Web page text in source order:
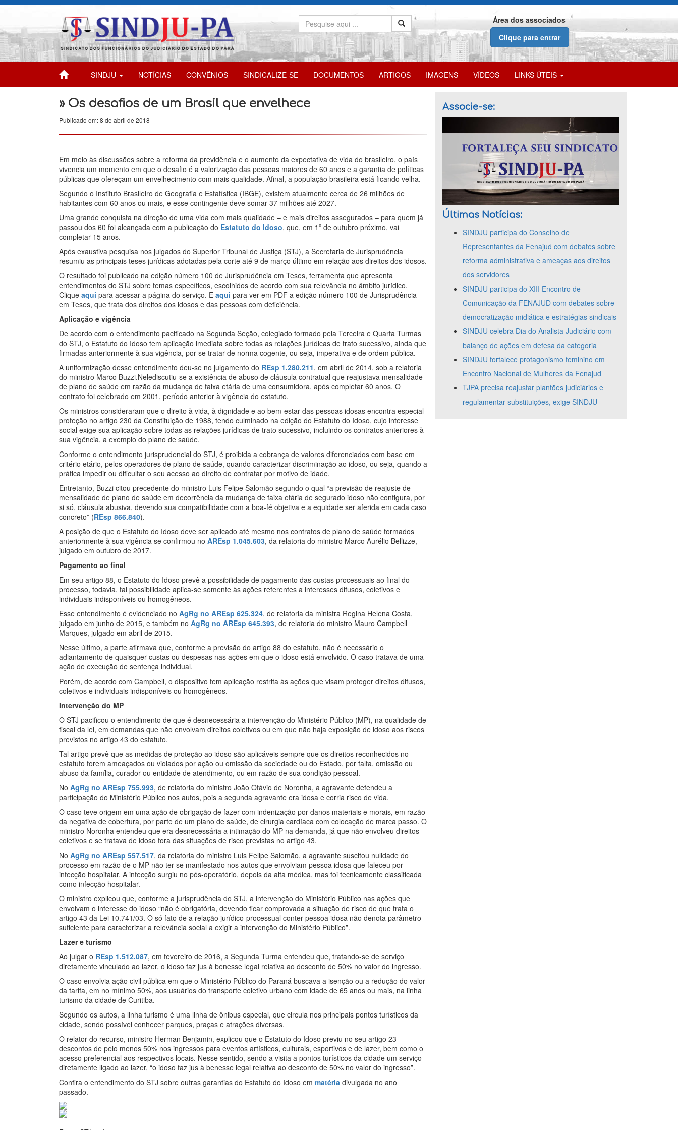
Área dos associados
Clique para entrar
SINDJU NOTÍCIAS CONVÊNIOS SINDICALIZE-SE DOCUMENTOS ARTIGOS IMAGENS VÍDEOS LINKS ÚTEIS
» Os desafios de um Brasil que envelhece
Publicado em: 8 de abril de 2018
Em meio às discussões sobre a reforma da previdência e o aumento da expectativa de vida do brasileiro, o país
vivencia um momento em que o desafio é a valorização das pessoas maiores de 60 anos e a garantia de políticas
públicas que ofereçam um envelhecimento com mais qualidade. Afinal, a população brasileira está ficando velha.
Segundo o Instituto Brasileiro de Geografia e Estatística (IBGE), existem atualmente cerca de 26 milhões de
habitantes com 60 anos ou mais, e esse contingente deve somar 37 milhões até 2027.
Uma grande conquista na direção de uma vida com mais qualidade – e mais direitos assegurados – para quem já
passou dos 60 foi alcançada com a publicação do Estatuto do Idoso, que, em 1º de outubro próximo, vai
completar 15 anos.
Após exaustiva pesquisa nos julgados do Superior Tribunal de Justiça (STJ), a Secretaria de Jurisprudência
resumiu as principais teses jurídicas adotadas pela corte até 9 de março último em relação aos direitos dos idosos.
O resultado foi publicado na edição número 100 de Jurisprudência em Teses, ferramenta que apresenta
entendimentos do STJ sobre temas específicos, escolhidos de acordo com sua relevância no âmbito jurídico.
Clique aqui para acessar a página do serviço. E aqui para ver em PDF a edição número 100 de Jurisprudência
em Teses, que trata dos direitos dos idosos e das pessoas com deficiência.
Aplicação e vigência
De acordo com o entendimento pacificado na Segunda Seção, colegiado formado pela Terceira e Quarta Turmas
do STJ, o Estatuto do Idoso tem aplicação imediata sobre todas as relações jurídicas de trato sucessivo, ainda que
firmadas anteriormente à sua vigência, por se tratar de norma cogente, ou seja, imperativa e de ordem pública.
A uniformização desse entendimento deu-se no julgamento do REsp 1.280.211, em abril de 2014, sob a relatoria
do ministro Marco Buzzi.Nelediscutiu-se a existência de abuso de cláusula contratual que reajustava mensalidade
de plano de saúde em razão da mudança de faixa etária de uma consumidora, após completar 60 anos. O
contrato foi celebrado em 2001, período anterior à vigência do estatuto.
Os ministros consideraram que o direito à vida, à dignidade e ao bem-estar das pessoas idosas encontra especial
proteção no artigo 230 da Constituição de 1988, tendo culminado na edição do Estatuto do Idoso, cujo interesse
social exige sua aplicação sobre todas as relações jurídicas de trato sucessivo, incluindo os contratos anteriores à
sua vigência, a exemplo do plano de saúde.
Conforme o entendimento jurisprudencial do STJ, é proibida a cobrança de valores diferenciados com base em
critério etário, pelos operadores de plano de saúde, quando caracterizar discriminação ao idoso, ou seja, quando a
prática impedir ou dificultar o seu acesso ao direito de contratar por motivo de idade.
Entretanto, Buzzi citou precedente do ministro Luis Felipe Salomão segundo o qual “a previsão de reajuste de
mensalidade de plano de saúde em decorrência da mudança de faixa etária de segurado idoso não configura, por
si só, cláusula abusiva, devendo sua compatibilidade com a boa-fé objetiva e a equidade ser aferida em cada caso
concreto” (REsp 866.840).
A posição de que o Estatuto do Idoso deve ser aplicado até mesmo nos contratos de plano de saúde formados
anteriormente à sua vigência se confirmou no AREsp 1.045.603, da relatoria do ministro Marco Aurélio Bellizze,
julgado em outubro de 2017.
Pagamento ao final
Em seu artigo 88, o Estatuto do Idoso prevê a possibilidade de pagamento das custas processuais ao final do
processo, todavia, tal possibilidade aplica-se somente às ações referentes a interesses difusos, coletivos e
individuais indisponíveis ou homogêneos.
Esse entendimento é evidenciado no AgRg no AREsp 625.324, de relatoria da ministra Regina Helena Costa,
julgado em junho de 2015, e também no AgRg no AREsp 645.393, de relatoria do ministro Mauro Campbell
Marques, julgado em abril de 2015.
Nesse último, a parte afirmava que, conforme a previsão do artigo 88 do estatuto, não é necessário o
adiantamento de quaisquer custas ou despesas nas ações em que o idoso está envolvido. O caso tratava de uma
ação de execução de sentença individual.
Porém, de acordo com Campbell, o dispositivo tem aplicação restrita às ações que visam proteger direitos difusos,
coletivos e individuais indisponíveis ou homogêneos.
Intervenção do MP
O STJ pacificou o entendimento de que é desnecessária a intervenção do Ministério Público (MP), na qualidade de
fiscal da lei, em demandas que não envolvam direitos coletivos ou em que não haja exposição de idoso aos riscos
previstos no artigo 43 do estatuto.
Tal artigo prevê que as medidas de proteção ao idoso são aplicáveis sempre que os direitos reconhecidos no
estatuto forem ameaçados ou violados por ação ou omissão da sociedade ou do Estado, por falta, omissão ou
abuso da família, curador ou entidade de atendimento, ou em razão de sua condição pessoal.
No AgRg no AREsp 755.993, de relatoria do ministro João Otávio de Noronha, a agravante defendeu a
participação do Ministério Público nos autos, pois a segunda agravante era idosa e corria risco de vida.
O caso teve origem em uma ação de obrigação de fazer com indenização por danos materiais e morais, em razão
da negativa de cobertura, por parte de um plano de saúde, de cirurgia cardíaca com colocação de marca passo. O
ministro Noronha entendeu que era desnecessária a intimação do MP na demanda, já que não envolveu direitos
coletivos e se tratava de idoso fora das situações de risco previstas no artigo 43.
No AgRg no AREsp 557.517, da relatoria do ministro Luis Felipe Salomão, a agravante suscitou nulidade do
processo em razão de o MP não ter se manifestado nos autos que envolviam pessoa idosa que faleceu por
infecção hospitalar. A infecção surgiu no pós-operatório, depois da alta médica, mas foi tecnicamente classificada
como infecção hospitalar.
O ministro explicou que, conforme a jurisprudência do STJ, a intervenção do Ministério Público nas ações que
envolvam o interesse do idoso “não é obrigatória, devendo ficar comprovada a situação de risco de que trata o
artigo 43 da Lei 10.741/03. O só fato de a relação jurídico-processual conter pessoa idosa não denota parâmetro
suficiente para caracterizar a relevância social a exigir a intervenção do Ministério Público”.
Lazer e turismo
Ao julgar o REsp 1.512.087, em fevereiro de 2016, a Segunda Turma entendeu que, tratando-se de serviço
diretamente vinculado ao lazer, o idoso faz jus à benesse legal relativa ao desconto de 50% no valor do ingresso.
O caso envolvia ação civil pública em que o Ministério Público do Paraná buscava a isenção ou a redução do valor
da tarifa, em no mínimo 50%, aos usuários do transporte coletivo urbano com idade de 65 anos ou mais, na linha
turismo da cidade de Curitiba.
Segundo os autos, a linha turismo é uma linha de ônibus especial, que circula nos principais pontos turísticos da
cidade, sendo possível conhecer parques, praças e atrações diversas.
O relator do recurso, ministro Herman Benjamin, explicou que o Estatuto do Idoso previu no seu artigo 23
descontos de pelo menos 50% nos ingressos para eventos artísticos, culturais, esportivos e de lazer, bem como o
acesso preferencial aos respectivos locais. Nesse sentido, sendo a visita a pontos turísticos da cidade um serviço
diretamente ligado ao lazer, “o idoso faz jus à benesse legal relativa ao desconto de 50% no valor do ingresso”.
Confira o entendimento do STJ sobre outras garantias do Estatuto do Idoso em matéria divulgada no ano
passado.
Associe-se:
Últimas Notícias:
SINDJU participa do Conselho de
Representantes da Fenajud com debates sobre
reforma administrativa e ameaças aos direitos
dos servidores
SINDJU participa do XIII Encontro de
Comunicação da FENAJUD com debates sobre
democratização midiática e estratégias sindicais
SINDJU celebra Dia do Analista Judiciário com
balanço de ações em defesa da categoria
SINDJU fortalece protagonismo feminino em
Encontro Nacional de Mulheres da Fenajud
TJPA precisa reajustar plantões judiciários e
regulamentar substituições, exige SINDJU